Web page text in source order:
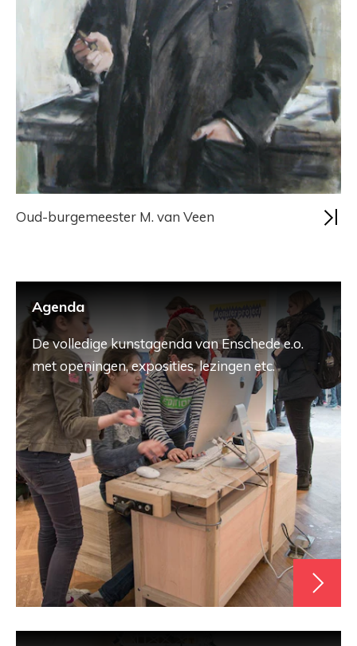
Oud-burgemeester M. van Veen
Agenda
De volledige kunstagenda van Enschede e.o.
met openingen, exposities, lezingen etc.